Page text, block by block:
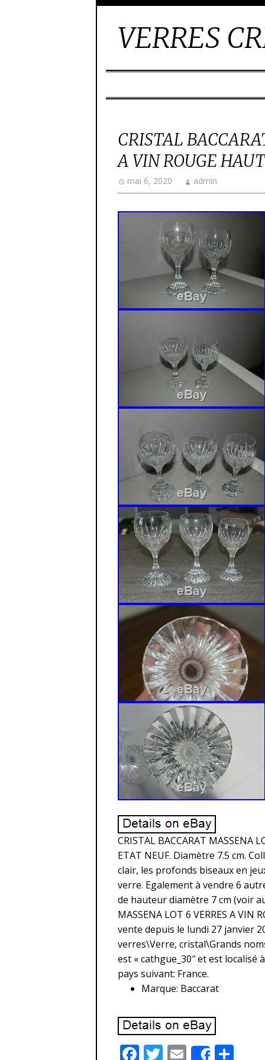
VERRES
CRISTAL
A VIN ROUGE
mai 6, 2020 admin
CRISTAL BACCARAT MASSENA
ETAT NEUF. Diamètre 7.5 cm.
clair, les profonds biseaux en
verre. Egalement à vendre 6
de hauteur diamètre 7 cm (voir
MASSENA LOT 6 VERRES A VIN
vente depuis le lundi 27 janvier
verres\Verre, cristal\Grands
est « cathgue_30″ et est
pays suivant: France.
Marque: Baccarat
F T E